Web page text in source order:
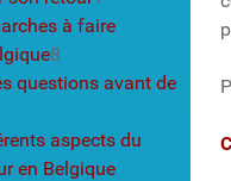
à faire
8
questions avant de
aspects du
en Belgique